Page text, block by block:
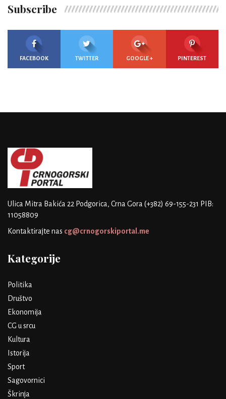
Subscribe
FACEBOOK TWITTER GOOGLE + PINTEREST
Ulica Mitra Bakića 22 Podgorica, Crna Gora (+382) 69-155-231 PIB:
11058809
Kontaktirajte nas cg@crnogorskiportal.me
Kategorije
Politika
Društvo
Ekonomija
CG u srcu
Kultura
Istorija
Sport
Sagovornici
Škrinja